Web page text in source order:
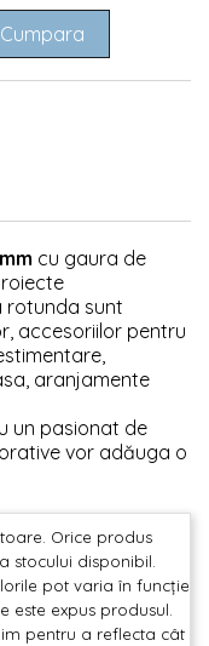
Cumpara
cu gaura de
rotunda sunt
accesoriilor pentru
aranjamente
un pasionat de
vor adăuga o
Orice produs
stocului disponibil.
pot varia în funcție
este expus produsul.
pentru a reflecta cât